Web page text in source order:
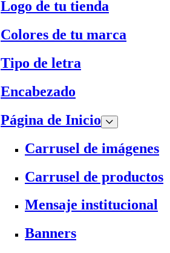
Logo de tu tienda
Colores de tu marca
Tipo de letra
Encabezado
Página de Inicio
Carrusel de imágenes
Carrusel de productos
Mensaje institucional
Banners